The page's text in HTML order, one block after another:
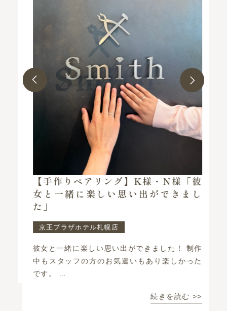
【手作りペアリング】K様・N様「彼
女と一緒に楽しい思い出ができまし
た」
京王プラザホテル札幌店
彼女と一緒に楽しい思い出ができました！ 制作
中もスタッフの方のお気遣いもあり楽しかった
です。 …
続きを読む >>